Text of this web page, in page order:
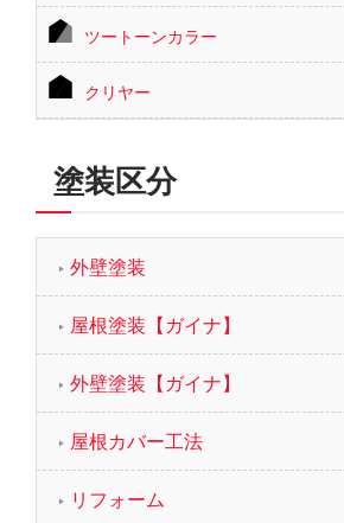
ツートーンカラー
クリヤー
塗装区分
外壁塗装
屋根塗装【ガイナ】
外壁塗装【ガイナ】
屋根カバー工法
リフォーム